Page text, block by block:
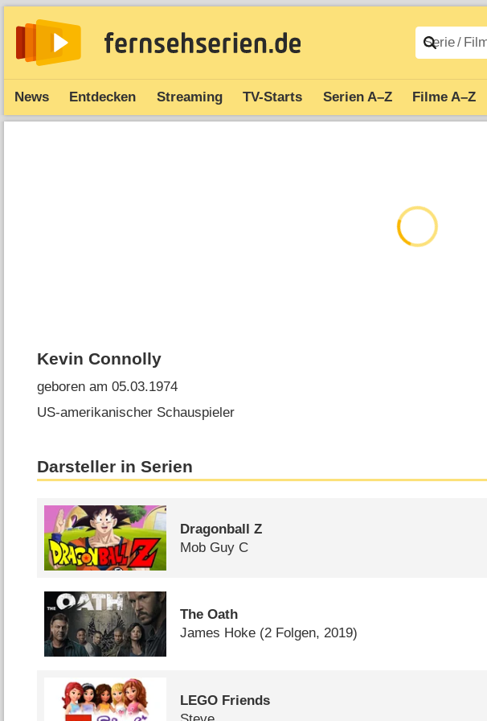
News Entdecken Streaming TV-Starts Serien A–Z Filme A–Z
Kevin Connolly
geboren am 05.03.1974
US-amerikanischer Schauspieler
Darsteller in Serien
Dragonball Z
Mob Guy C
The Oath
James Hoke (2 Folgen, 2019)
LEGO Friends